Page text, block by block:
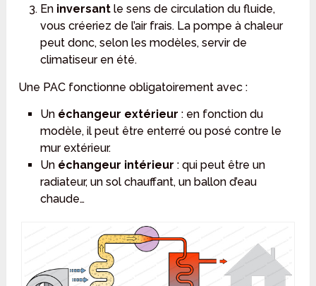
En inversantle sens de circulation du fluide,
vous créeriez de l’air frais. La pompe à chaleur
peut donc, selon les modèles, servir de
climatiseur en été.
Une PAC fonctionne obligatoirement avec :
Un échangeur extérieur : en fonction du
modèle, il peut être enterré ou posé contre le
mur extérieur.
Unéchangeur intérieur : qui peut être un
radiateur, un sol chauffant, un ballon d’eau
chaude…